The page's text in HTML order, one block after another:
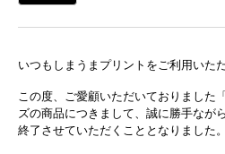
いつもしまうまプリントをご利用いた
この度、ご愛顧いただいておりました
ズの商品につきまして、誠に勝手なが
終了させていただくこととなりました。